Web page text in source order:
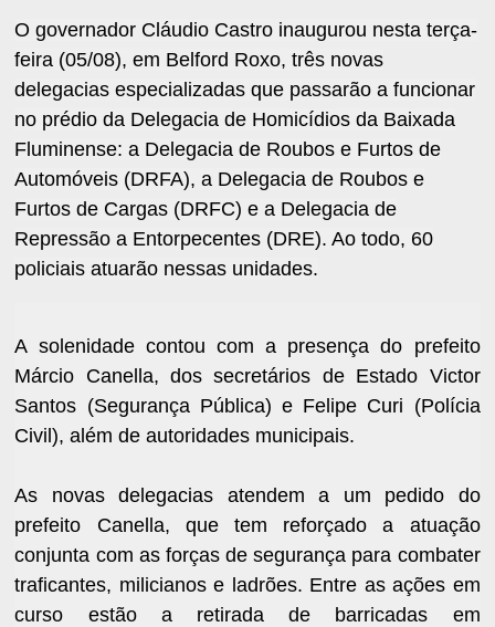
O governador Cláudio Castro inaugurou nesta terça-
feira (05/08), em Belford Roxo, três novas
delegacias especializadas que passarão a funcionar
no prédio da Delegacia de Homicídios da Baixada
Fluminense: a Delegacia de Roubos e Furtos de
Automóveis (DRFA), a Delegacia de Roubos e
Furtos de Cargas (DRFC) e a Delegacia de
Repressão a Entorpecentes (DRE). Ao todo, 60
policiais atuarão nessas unidades.
A solenidade contou com a presença do prefeito
Márcio Canella, dos secretários de Estado Victor
Santos (Segurança Pública) e Felipe Curi (Polícia
Civil), além de autoridades municipais.
As novas delegacias atendem a um pedido do
prefeito Canella, que tem reforçado a atuação
conjunta com as forças de segurança para combater
traficantes, milicianos e ladrões. Entre as ações em
curso estão a retirada de barricadas em